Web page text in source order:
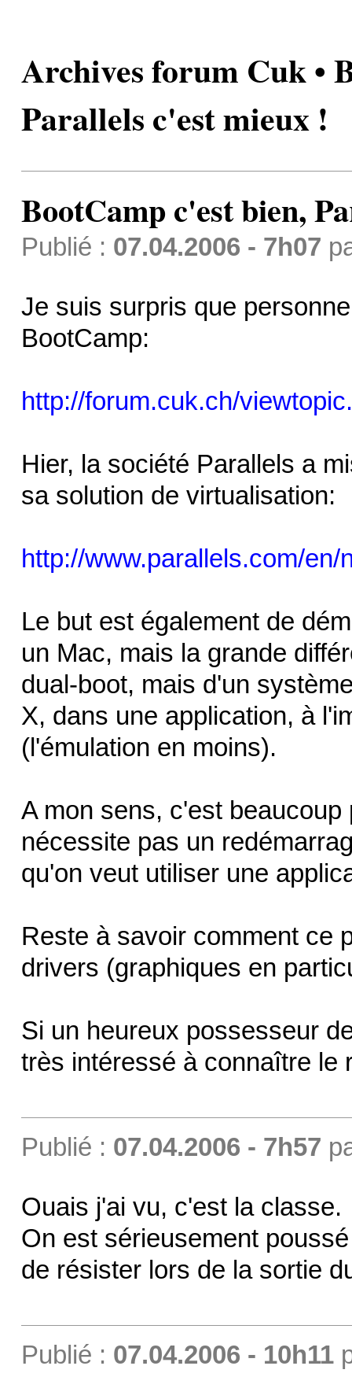
Archives forum Cuk •
Parallels c'est mieux !
BootCamp c'est bien,
Publié : 07.04.2006 - 7h07
Je suis surpris que
BootCamp:
http://forum.cuk.ch/
Hier, la société Parallels a
sa solution de virtualisation:
http://www.parallels.com/en/
Le but est également de
un Mac, mais la grande
dual-boot, mais d'un
X, dans une application, à
(l'émulation en moins).
A mon sens, c'est
nécessite pas un
qu'on veut utiliser une
Reste à savoir comment ce
drivers (graphiques en
Si un heureux possesseur
très intéressé à connaître le
Publié : 07.04.2006 - 7h57
Ouais j'ai vu, c'est la classe.
On est sérieusement
de résister lors de la sortie
Publié : 07.04.2006 - 10h11